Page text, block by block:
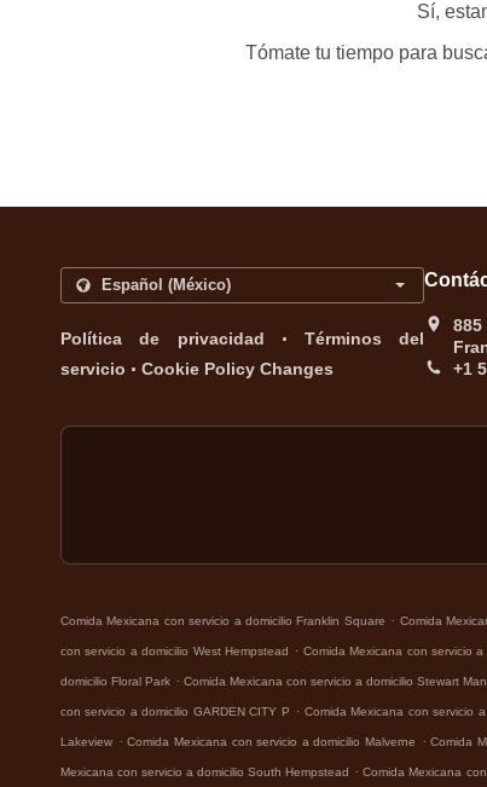
Sí,
Tómate tu tiempo para
Política de privacidad .
Términos del
servicio . Cookie Policy Changes
885
+1
Comida Mexicana con servicio a domicilio Franklin Square Comida
con servicio a domicilio West Hempstead Comida Mexicana con servicio
domicilio Floral Park Comida Mexicana con servicio a domicilio Stewart
con servicio a domicilio GARDEN CITY P Comida Mexicana con servicio
Lakeview Comida Mexicana con servicio a domicilio Malverne Comida
Mexicana con servicio a domicilio South Hempstead Comida Mexicana